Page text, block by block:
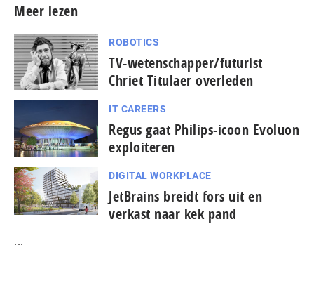
Meer lezen
ROBOTICS
TV-wetenschapper/futurist
Chriet Titulaer overleden
IT CAREERS
Regus gaat Philips-icoon Evoluon
exploiteren
DIGITAL WORKPLACE
JetBrains breidt fors uit en
verkast naar kek pand
...